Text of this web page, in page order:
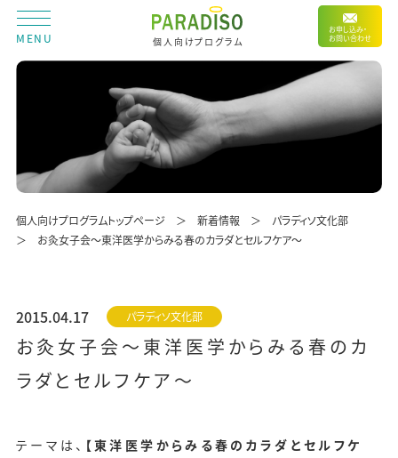
MENU 個人向けプログラム
お申し込み・
お問い合わせ
個人向けプログラムトップページ 新着情報
パラディソ文化部
お灸女子会～東洋医学からみる春のカラダとセルフケア～
2015.04.17 パラディソ文化部
お灸女子会～東洋医学からみる春のカ
ラダとセルフケア～
テーマは、 【東洋医学からみる春のカラダとセルフケ